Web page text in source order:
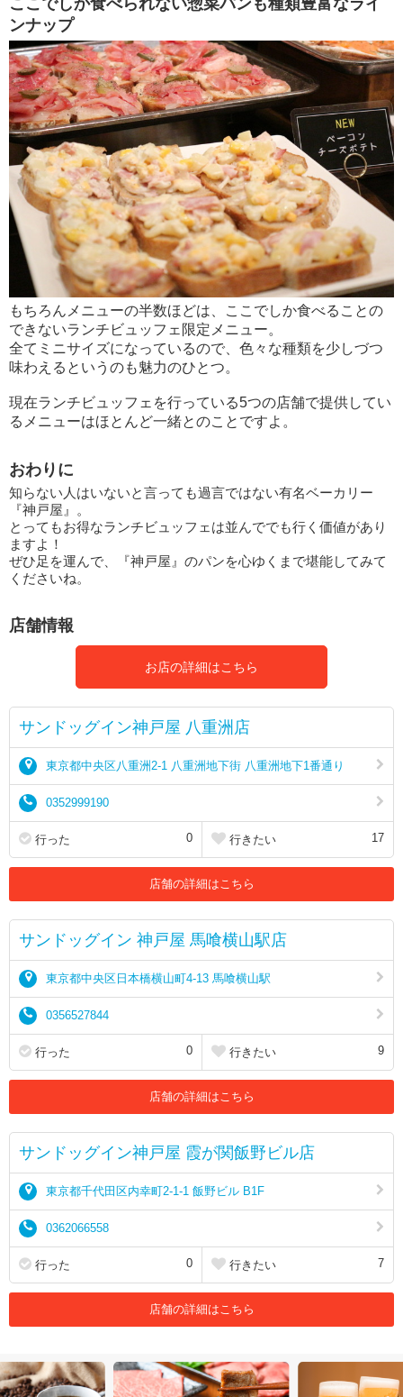
ンナップ
もちろんメニューの半数ほどは、ここでしか食べることの
できないランチビュッフェ限定メニュー。
全てミニサイズになっているので、色々な種類を少しづつ
味わえるというのも魅力のひとつ。
現在ランチビュッフェを行っている5つの店舗で提供してい
るメニューはほとんど一緒とのことですよ。
おわりに
知らない人はいないと言っても過言ではない有名ベーカリー
『神戸屋』。
とってもお得なランチビュッフェは並んででも行く価値があり
ますよ！
ぜひ足を運んで、『神戸屋』のパンを心ゆくまで堪能してみて
くださいね。
店舗情報
お店の詳細はこちら
サンドッグイン神戸屋 八重洲店
東京都中央区八重洲2-1 八重洲地下街 八重洲地下1番通り
0352999190
行った 0 行きたい 17
店舗の詳細はこちら
サンドッグイン 神戸屋 馬喰横山駅店
東京都中央区日本橋横山町4-13 馬喰横山駅
0356527844
行った 0 行きたい 9
店舗の詳細はこちら
サンドッグイン神戸屋 霞が関飯野ビル店
東京都千代田区内幸町2-1-1 飯野ビル B1F
0362066558
行った 0 行きたい 7
店舗の詳細はこちら